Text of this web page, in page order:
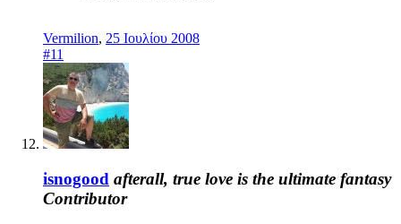
Vermilion, 25 Ιουλίου 2008
#11
isnogood afterall, true love is the ultimate fantasy
Contributor